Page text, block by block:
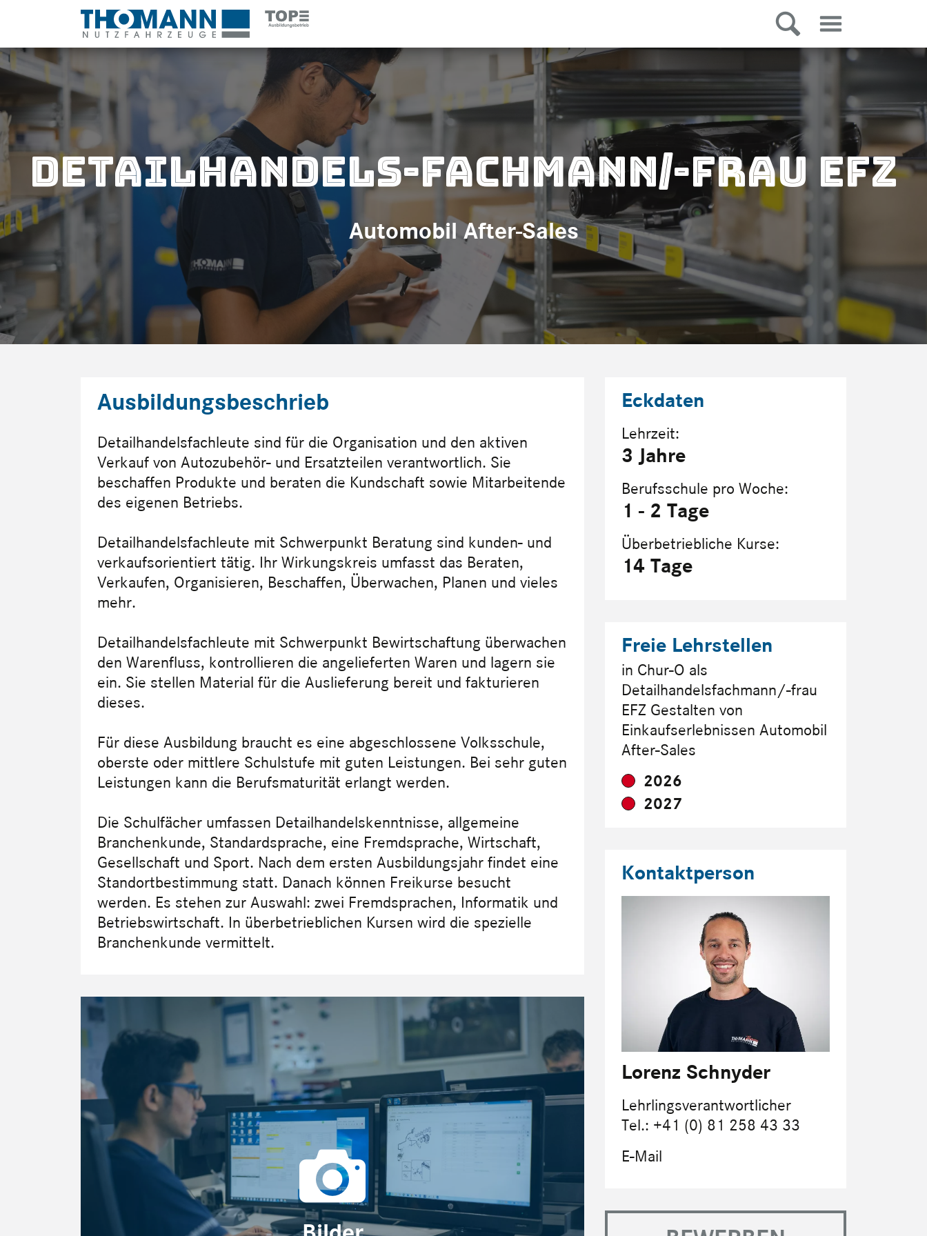
Detailhandels-Fachmann/-frau EFZ
Automobil After-Sales
Ausbildungsbeschrieb
Detailhandelsfachleute sind für die Organisation und den aktiven
Verkauf von Autozubehör- und Ersatzteilen verantwortlich. Sie
beschaffen Produkte und beraten die Kundschaft sowie Mitarbeitende
des eigenen Betriebs.
Detailhandelsfachleute mit Schwerpunkt Beratung sind kunden- und
verkaufsorientiert tätig. Ihr Wirkungskreis umfasst das Beraten,
Verkaufen, Organisieren, Beschaffen, Überwachen, Planen und vieles
mehr.
Detailhandelsfachleute mit Schwerpunkt Bewirtschaftung überwachen
den Warenfluss, kontrollieren die angelieferten Waren und lagern sie
ein. Sie stellen Material für die Auslieferung bereit und fakturieren
dieses.
Für diese Ausbildung braucht es eine abgeschlossene Volksschule,
oberste oder mittlere Schulstufe mit guten Leistungen. Bei sehr guten
Leistungen kann die Berufsmaturität erlangt werden.
Die Schulfächer umfassen Detailhandelskenntnisse, allgemeine
Branchenkunde, Standardsprache, eine Fremdsprache, Wirtschaft,
Gesellschaft und Sport. Nach dem ersten Ausbildungsjahr findet eine
Standortbestimmung statt. Danach können Freikurse besucht
werden. Es stehen zur Auswahl: zwei Fremdsprachen, Informatik und
Betriebswirtschaft. In überbetrieblichen Kursen wird die spezielle
Branchenkunde vermittelt.
Eckdaten
Lehrzeit:
3 Jahre
Berufsschule pro Woche:
1 - 2 Tage
Überbetriebliche Kurse:
14 Tage
Freie Lehrstellen
in Chur-O als
Detailhandelsfachmann/-frau
EFZ Gestalten von
Einkaufserlebnissen Automobil
After-Sales
2026
2027
Kontaktperson
Lorenz Schnyder
Lehrlingsverantwortlicher
Tel.: +41 (0) 81 258 43 33
E-Mail